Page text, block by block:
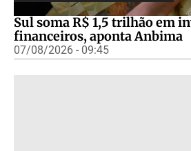
Sul soma R$ 1,5 trilhão em
financeiros, aponta Anbima
07/08/2026 - 09:45